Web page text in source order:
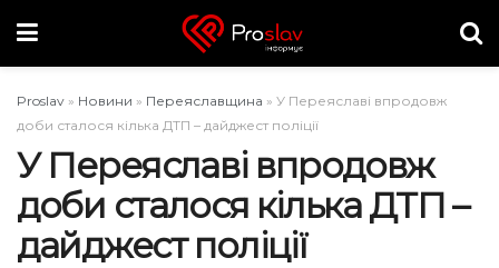
Proslav » Новини » Переяславщина » У Переяславі впродовж
доби сталося кілька ДТП – дайджест поліції
У Переяславі впродовж
доби сталося кілька ДТП –
дайджест поліції